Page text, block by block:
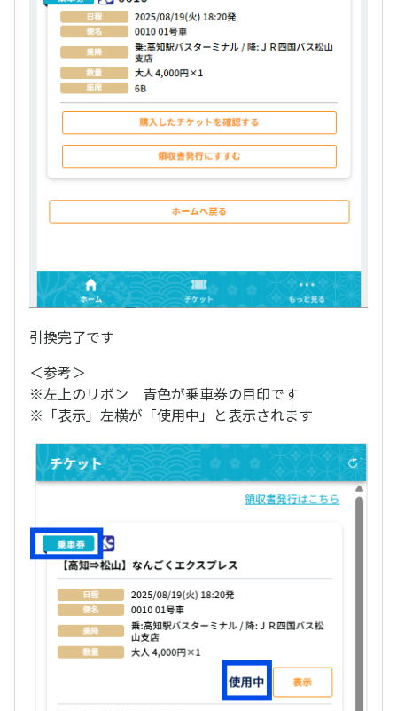
引換完了です
＜参考＞
※左上のリボン 青色が乗車券の目印です
※「表示」左横が「使用中」と表示されます